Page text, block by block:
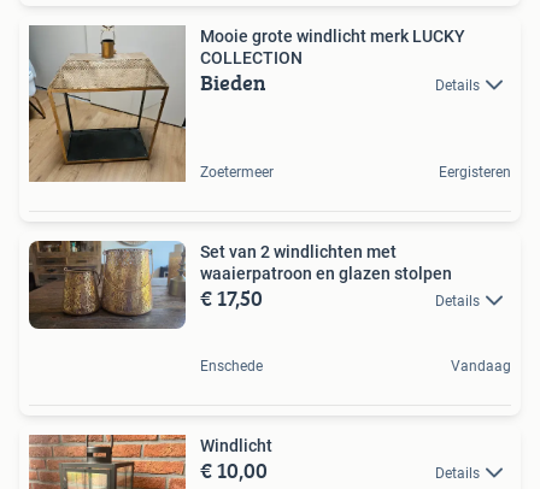
Mooie grote windlicht merk LUCKY
COLLECTION
Bieden Details
Zoetermeer Eergisteren
Set van 2 windlichten met
waaierpatroon en glazen stolpen
€ 17,50 Details
Enschede Vandaag
Windlicht
€ 10,00 Details